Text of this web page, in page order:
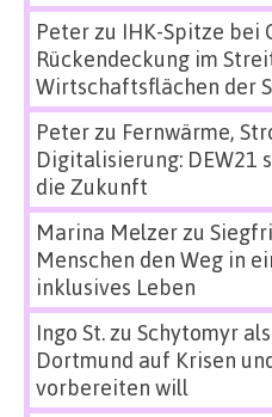
Peterzu IHK-Spitze bei
Rückendeckung im
Wirtschaftsflächen der
Peterzu Fernwärme,
Digitalisierung: DEW21
die Zukunft
Marina Melzerzu
Menschen den Weg in
inklusives Leben
Ingo St.zu Schytomyr
Dortmund auf Krisen
vorbereiten will